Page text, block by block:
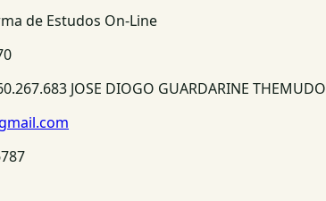
de Estudos On-Line
JOSE DIOGO GUARDARINE THEMUDO